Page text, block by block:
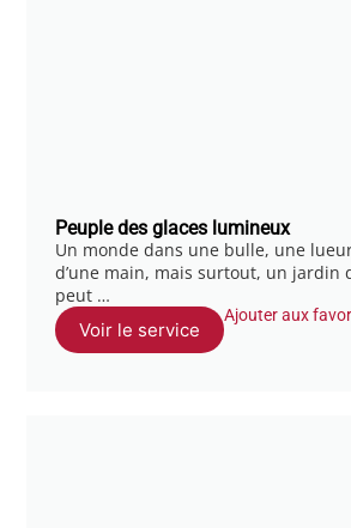
Peuple des glaces lumineux
Un monde dans une bulle, une
d’une main, mais surtout, un jardin
peut …
Voir le service
Ajouter aux